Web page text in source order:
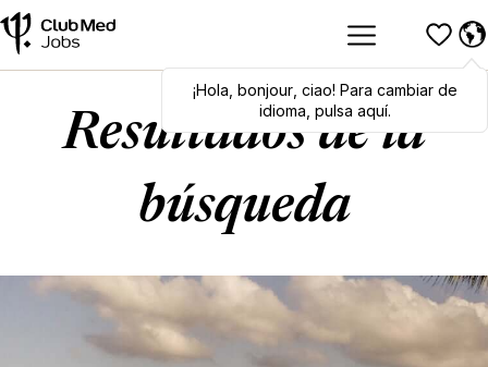
Hola,bonjour,ciao! To switch
languages, click here!
¡Hola bonjour, ciao! Para cambiar de
idioma, pulsa aquí.
Resultados de la
búsqueda